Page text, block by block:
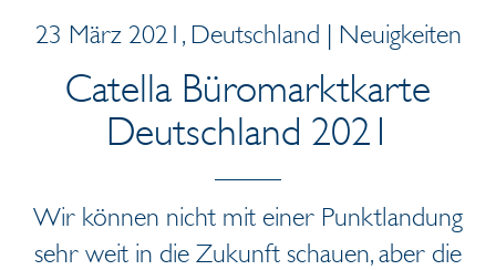
23 März 2021, Deutschland | Neuigkeiten
Catella Büromarktkarte
Deutschland 2021
Wir können nicht mit einer Punktlandung
sehr weit in die Zukunft schauen, aber die